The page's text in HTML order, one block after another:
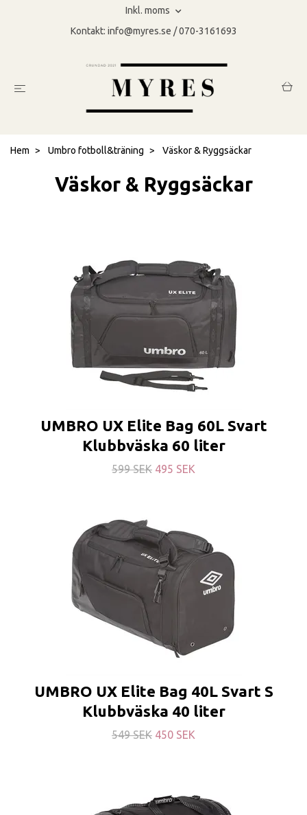
Inkl. moms
Kontakt: info@myres.se / 070-3161693
Hem Umbro fotboll&träning Väskor & Ryggsäckar
Väskor & Ryggsäckar
UMBRO UX Elite Bag 60L Svart
Klubbväska 60 liter
599 SEK 495 SEK
UMBRO UX Elite Bag 40L Svart S
Klubbväska 40 liter
549 SEK 450 SEK